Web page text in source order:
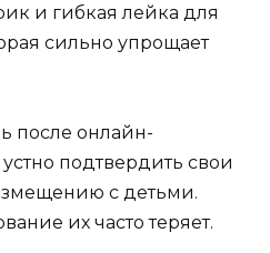
и гибкая лейка для
сильно упрощает
после онлайн-
подтвердить свои
с детьми.
их часто теряет.